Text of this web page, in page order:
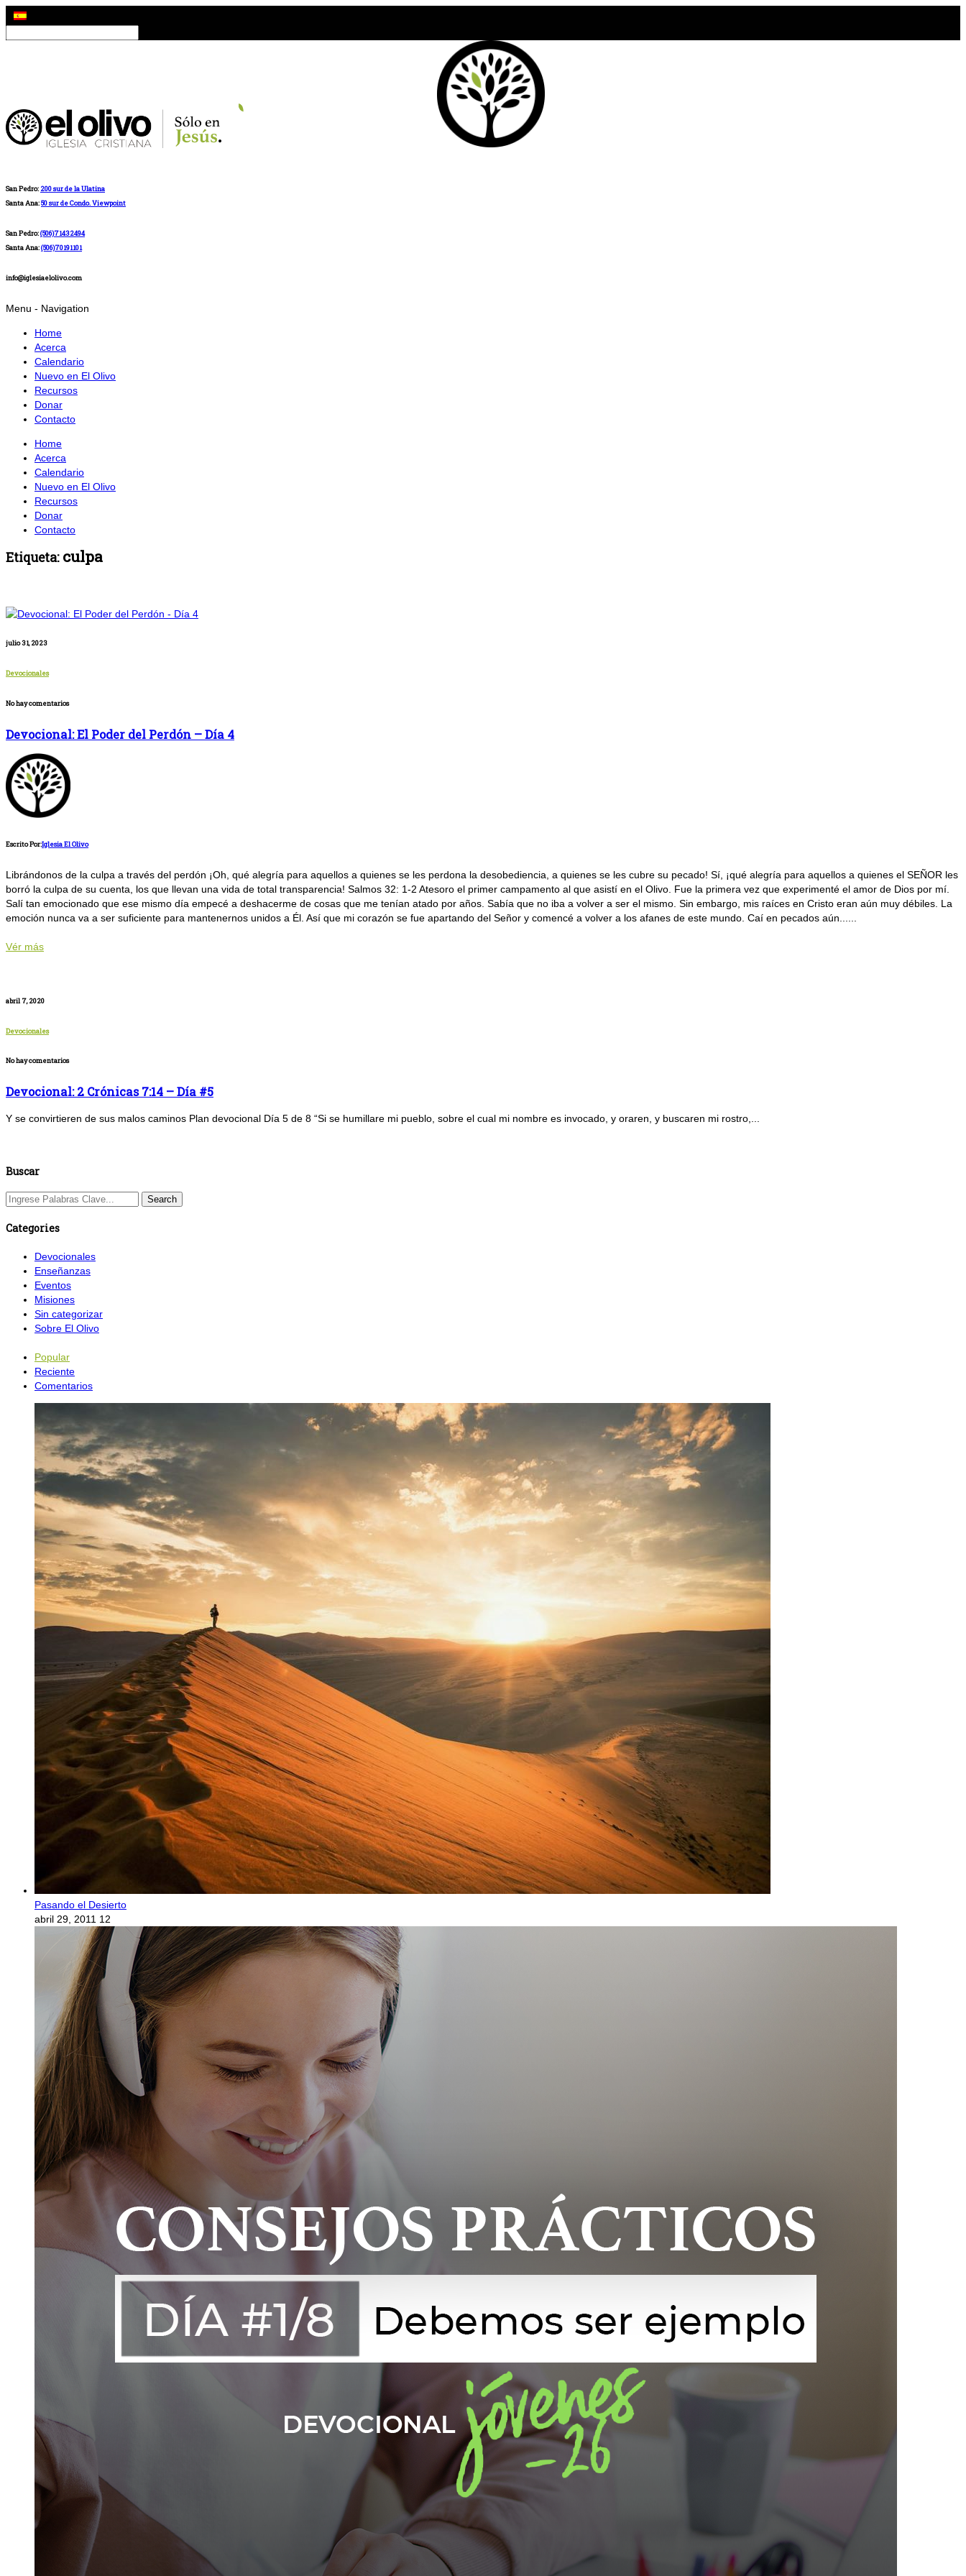
San Pedro: 200 sur de la Ulatina
Santa Ana:50 sur de Condo. Viewpoint
San Pedro:(506)71432494
Santa Ana:(506)70191101
info@iglesiaelolivo.com
Menu - Navigation
Home
Acerca
Calendario
Nuevo en El Olivo
Recursos
Donar
Contacto
Home
Acerca
Calendario
Nuevo en El Olivo
Recursos
Donar
Contacto
Etiqueta:culpa
julio 31, 2023
Devocionales
No hay comentarios
Devocional: El Poder del Perdón – Día 4
Escrito Por:Iglesia El Olivo
Librándonos de la culpa a través del perdón ¡Oh, qué alegría para aquellos a quienes se les perdona la desobediencia, a quienes se les cubre su pecado! Sí, ¡qué alegría para aquellos a quienes el SEÑOR les
borró la culpa de su cuenta, los que llevan una vida de total transparencia! Salmos 32: 1-2 Atesoro el primer campamento al que asistí en el Olivo. Fue la primera vez que experimenté el amor de Dios por mí.
Salí tan emocionado que ese mismo día empecé a deshacerme de cosas que me tenían atado por años. Sabía que no iba a volver a ser el mismo. Sin embargo, mis raíces en Cristo eran aún muy débiles. La
emoción nunca va a ser suficiente para mantenernos unidos a Él. Así que mi corazón se fue apartando del Señor y comencé a volver a los afanes de este mundo. Caí en pecados aún......
Vér más
abril 7, 2020
Devocionales
No hay comentarios
Devocional: 2 Crónicas 7:14 – Día #5
Y se convirtieren de sus malos caminos Plan devocional Día 5 de 8 “Si se humillare mi pueblo, sobre el cual mi nombre es invocado, y oraren, y buscaren mi rostro,...
Buscar
Categories
Devocionales
Enseñanzas
Eventos
Misiones
Sin categorizar
Sobre El Olivo
Popular
Reciente
Comentarios
Pasando el Desierto
abril 29, 2011 12